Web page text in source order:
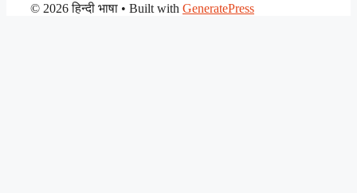
© 2026 हिन्दी भाषा • Built with GeneratePress